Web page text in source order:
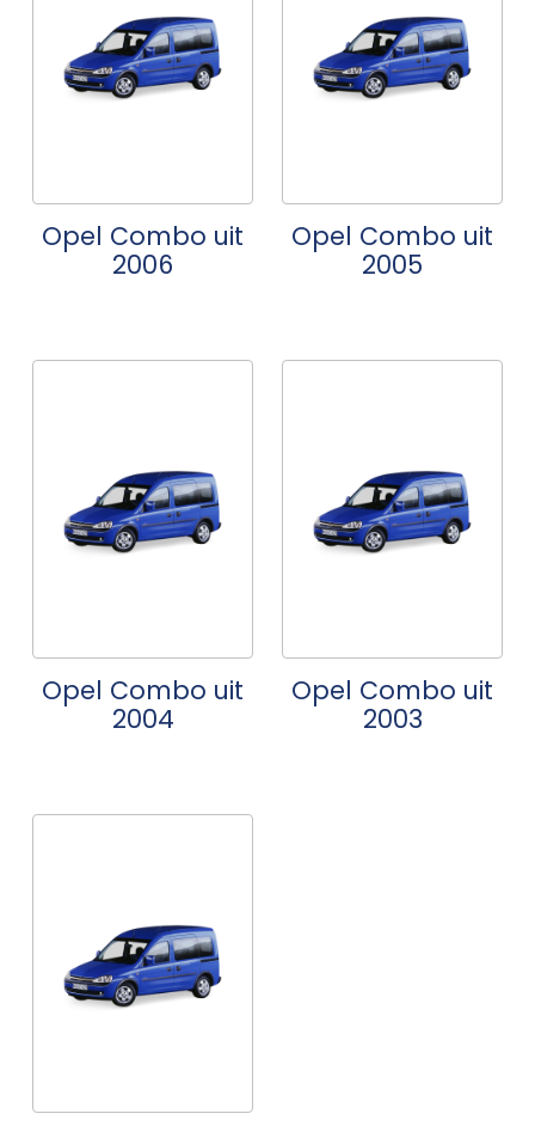
Opel Combo uit
2006
Opel Combo uit
2005
Opel Combo uit
2004
Opel Combo uit
2003